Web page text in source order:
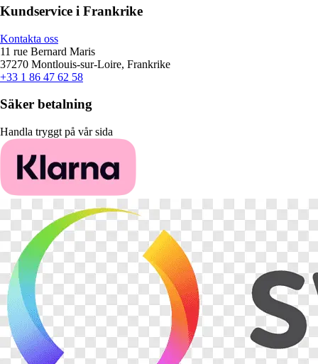
Kundservice i Frankrike
Kontakta oss
11 rue Bernard Maris
37270 Montlouis-sur-Loire, Frankrike
+33 1 86 47 62 58
Säker betalning
Handla tryggt på vår sida